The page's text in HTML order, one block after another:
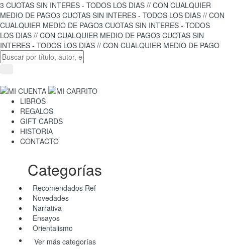
3 CUOTAS SIN INTERES - TODOS LOS DIAS // CON CUALQUIER
MEDIO DE PAGO3 CUOTAS SIN INTERES - TODOS LOS DIAS // CON
CUALQUIER MEDIO DE PAGO3 CUOTAS SIN INTERES - TODOS
LOS DIAS // CON CUALQUIER MEDIO DE PAGO3 CUOTAS SIN
INTERES - TODOS LOS DIAS // CON CUALQUIER MEDIO DE PAGO
LIBROS
REGALOS
GIFT CARDS
HISTORIA
CONTACTO
Categorías
Recomendados Ref
Novedades
Narrativa
Ensayos
Orientalismo
Ver más categorías